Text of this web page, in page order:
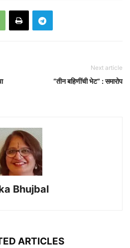
Next article
“तीन बहिणींची भेट” : समारोप
Bhujbal
ARTICLES